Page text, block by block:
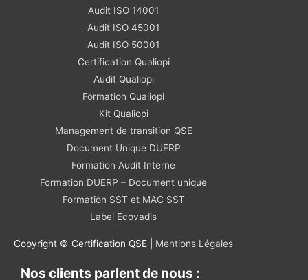
Audit ISO 14001
Audit ISO 45001
Audit ISO 50001
Certification Qualiopi
Audit Qualiopi
Formation Qualiopi
Kit Qualiopi
Management de transition QSE
Document Unique DUERP
Formation Audit Interne
Formation DUERP – Document unique
Formation SST et MAC SST
Label Ecovadis
Copyright © Certification QSE | Mentions Légales
Nos clients parlent de nous :